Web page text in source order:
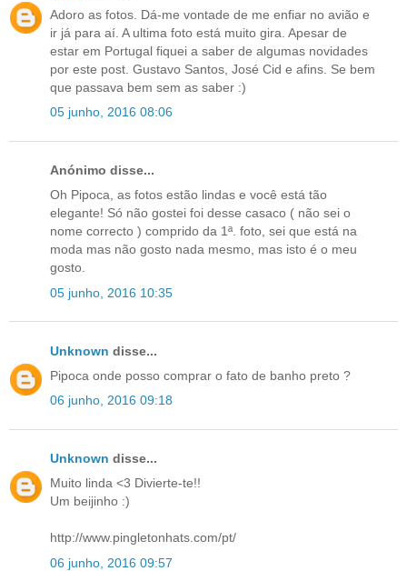
Adoro as fotos. Dá-me vontade de me enfiar no avião e
ir já para aí. A ultima foto está muito gira. Apesar de
estar em Portugal fiquei a saber de algumas novidades
por este post. Gustavo Santos, José Cid e afins. Se bem
que passava bem sem as saber :)
05 junho, 2016 08:06
Anónimo disse...
Oh Pipoca, as fotos estão lindas e você está tão
elegante! Só não gostei foi desse casaco ( não sei o
nome correcto ) comprido da 1ª. foto, sei que está na
moda mas não gosto nada mesmo, mas isto é o meu
gosto.
05 junho, 2016 10:35
Unknown disse...
Pipoca onde posso comprar o fato de banho preto ?
06 junho, 2016 09:18
Unknown disse...
Muito linda <3 Divierte-te!!
Um beijinho :)
http://www.pingletonhats.com/pt/
06 junho, 2016 09:57